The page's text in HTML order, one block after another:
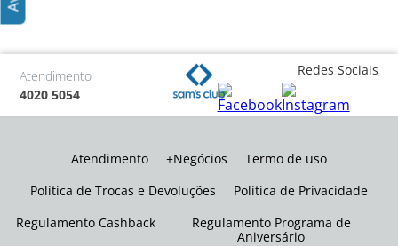
Atendimento
4020 5054
Redes Sociais
Atendimento +Negócios
Termo de uso
Política de Trocas e Devoluções
Política de Privacidade
Regulamento Cashback
Regulamento Programa de
Aniversário